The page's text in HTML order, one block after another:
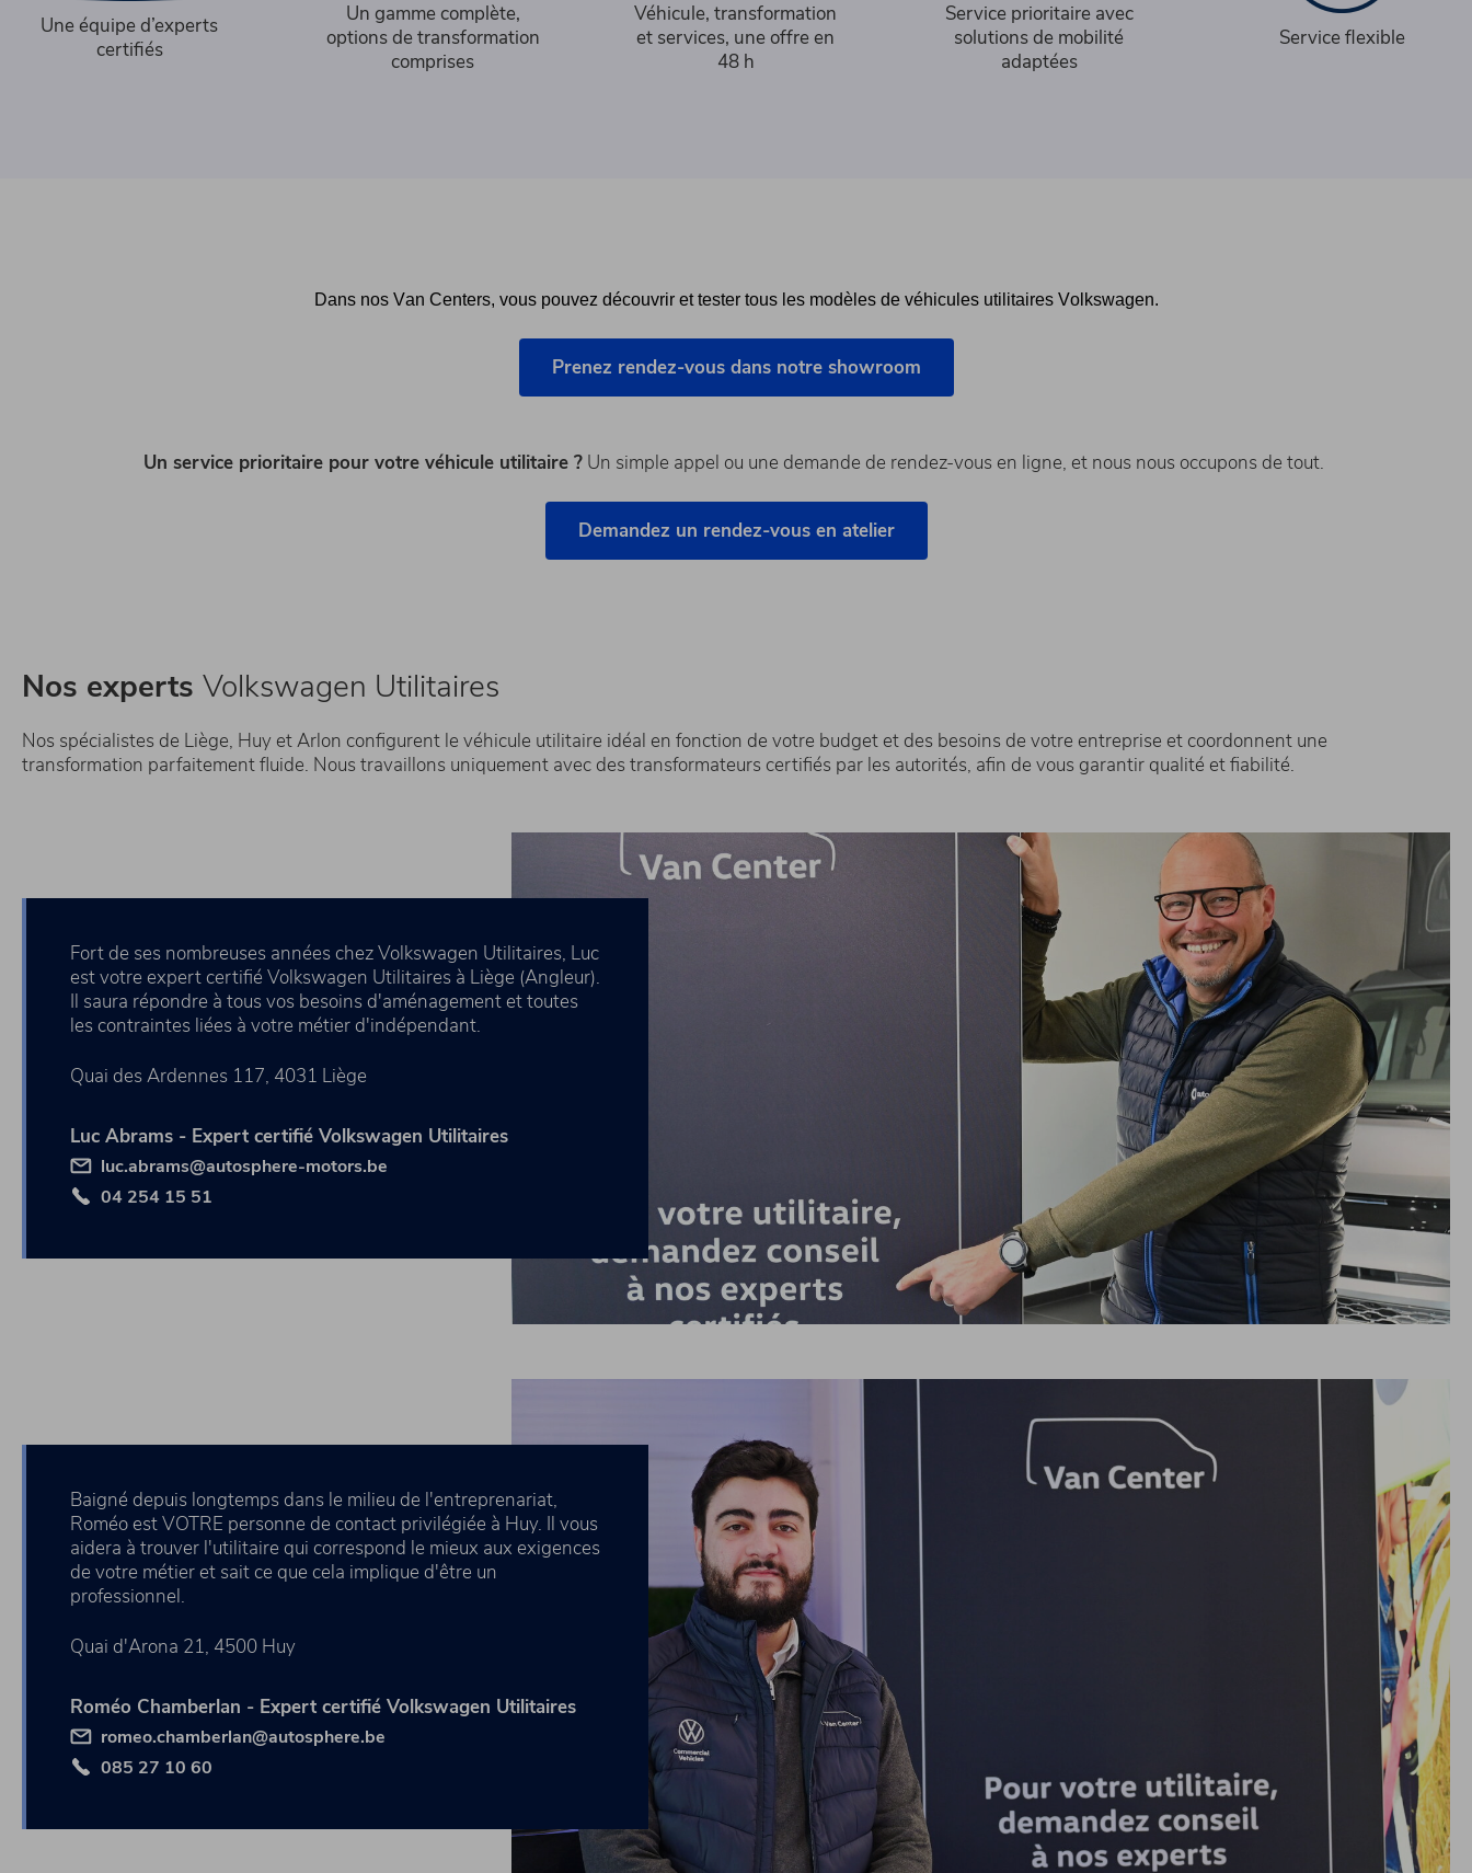
Une équipe d’experts
certifiés
Un gamme complète,
options de transformation
comprises
Véhicule, transformation
et services, une offre en
48 h
Service prioritaire avec
solutions de mobilité
adaptées
Service flexible
Dans nos Van Centers, vous pouvez découvrir et tester tous les modèles de véhicules utilitaires Volkswagen.
Prenez rendez-vous dans notre showroom
Un service prioritaire pour votre véhicule utilitaire ? Un simple appel ou une demande de rendez-vous en ligne, et nous nous occupons de tout.
Demandez un rendez-vous en atelier
Nos experts Volkswagen Utilitaires
Nos spécialistes de Liège, Huy et Arlon configurent le véhicule utilitaire idéal en fonction de votre budget et des besoins de votre entreprise et coordonnent une
transformation parfaitement fluide. Nous travaillons uniquement avec des transformateurs certifiés par les autorités, afin de vous garantir qualité et fiabilité.
Fort de ses nombreuses années chez Volkswagen Utilitaires, Luc
est votre expert certifié Volkswagen Utilitaires à Liège (Angleur).
Il saura répondre à tous vos besoins d'aménagement et toutes
les contraintes liées à votre métier d'indépendant.
Quai des Ardennes 117, 4031 Liège
Luc Abrams - Expert certifié Volkswagen Utilitaires
luc.abrams@autosphere-motors.be
04 254 15 51
Baigné depuis longtemps dans le milieu de l'entreprenariat,
Roméo est VOTRE personne de contact privilégiée à Huy. Il vous
aidera à trouver l'utilitaire qui correspond le mieux aux exigences
de votre métier et sait ce que cela implique d'être un
professionnel.
Quai d'Arona 21, 4500 Huy
Roméo Chamberlan - Expert certifié Volkswagen Utilitaires
romeo.chamberlan@autosphere.be
085 27 10 60